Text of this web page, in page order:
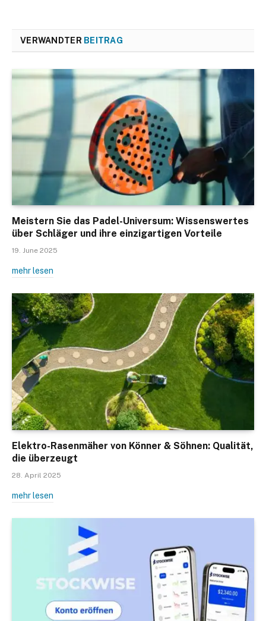
VERWANDTER BEITRAG
Meistern Sie das Padel-Universum: Wissenswertes
über Schläger und ihre einzigartigen Vorteile
19. June 2025
mehr lesen
Elektro-Rasenmäher von Könner & Söhnen: Qualität,
die überzeugt
28. April 2025
mehr lesen